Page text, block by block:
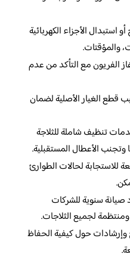
استبدال الأجزاء الكهربائية
والمؤقتات.
الفريون مع التأكد من عدم
قطع الغيار الأصلية لضمان
تنظيف شاملة للثلاجة
الأعطال المستقبلية.
للاستجابة لحالات الطوارئ
سنوية للشركات
لجميع الثلاجات.
حول كيفية الحفاظ